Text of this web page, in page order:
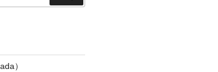
索
）